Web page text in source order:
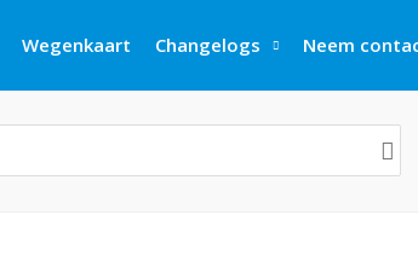
Wegenkaart Changelogs Neem